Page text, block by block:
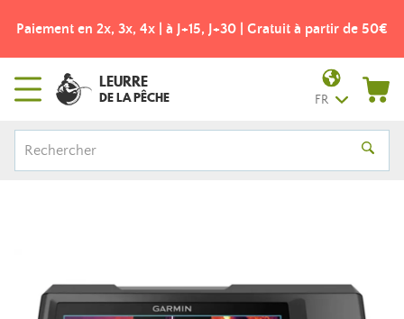
Paiement en 2x, 3x, 4x | à J+15, J+30 | Gratuit à partir de 50€
LEURRE
DE LA PÊCHE FR